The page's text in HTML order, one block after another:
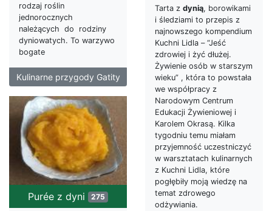
rodzaj roślin
jednorocznych
należących do rodziny
dyniowatych. To warzywo
bogate
Kulinarne przygody Gatity
Tarta z dynią, borowikami
i śledziami to przepis z
najnowszego kompendium
Kuchni Lidla – “Jeść
zdrowiej i żyć dłużej.
Żywienie osób w starszym
wieku” , która to powstała
we współpracy z
Narodowym Centrum
Edukacji Żywieniowej i
Karolem Okrasą. Kilka
tygodniu temu miałam
przyjemność uczestniczyć
w warsztatach kulinarnych
z Kuchni Lidla, które
pogłębiły moją wiedzę na
temat zdrowego
odżywiania.
Purée z dyni 275